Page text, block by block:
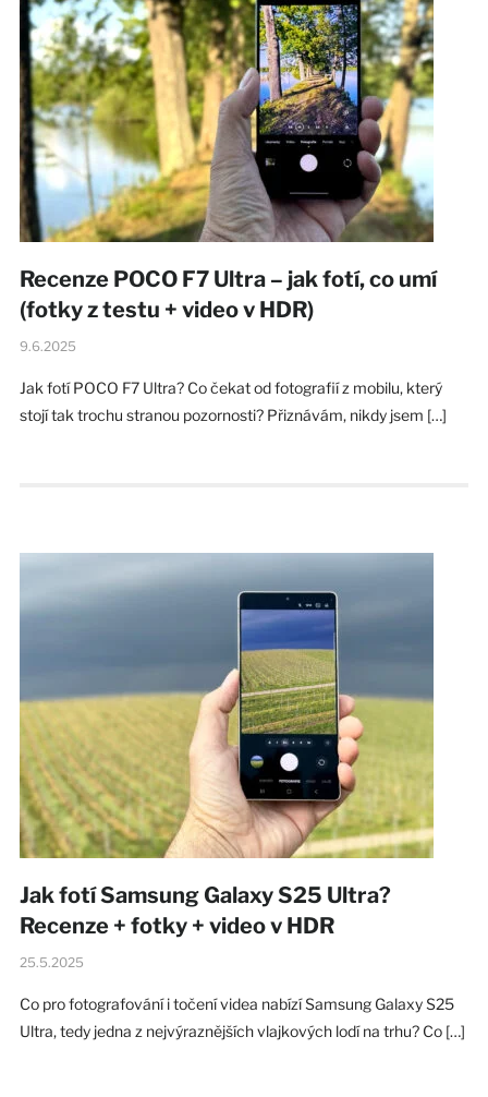
Recenze POCO F7 Ultra – jak fotí, co umí
(fotky z testu + video v HDR)
9.6.2025
Jak fotí POCO F7 Ultra? Co čekat od fotografií z mobilu, který
stojí tak trochu stranou pozornosti? Přiznávám, nikdy jsem […]
Jak fotí Samsung Galaxy S25 Ultra?
Recenze + fotky + video v HDR
25.5.2025
Co pro fotografování i točení videa nabízí Samsung Galaxy S25
Ultra, tedy jedna z nejvýraznějších vlajkových lodí na trhu? Co […]